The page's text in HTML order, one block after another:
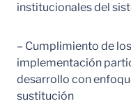
institucionales del
– Cumplimiento de
implementación
desarrollo con
sustitución